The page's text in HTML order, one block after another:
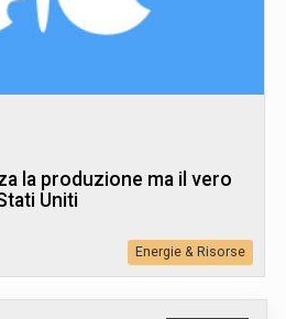
la produzione ma il vero
Uniti
Energie & Risorse